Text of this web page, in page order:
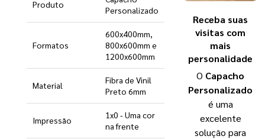
Produto
Personalizado
Formatos
600x400mm,
800x600mm e
1200x600mm
Material
Fibra de Vinil
Preto 6mm
Impressão
1x0 - Uma cor
na frente
Receba suas
visitas com
mais
personalidade
O Capacho
Personalizado
é uma
excelente
solução para